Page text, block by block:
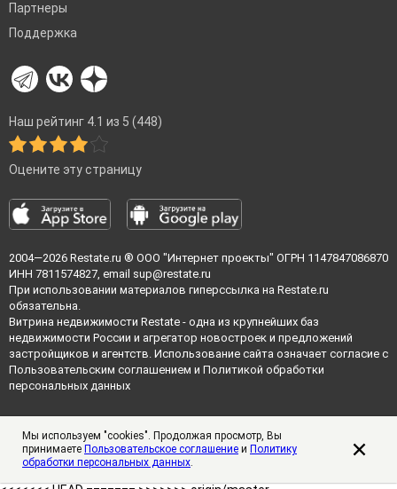
Партнеры
Поддержка
Наш рейтинг 4.1 из 5 (448)
Оцените эту страницу
2004—2026 Restate.ru ® ООО "Интернет проекты" ОГРН 1147847086870
ИНН 7811574827, email sup@restate.ru
При использовании материалов гиперссылка на Restate.ru
обязательна.
Витрина недвижимости Restate - одна из крупнейших баз
недвижимости России и агрегатор новостроек и предложений
застройщиков и агентств. Использование сайта означает согласие с
Пользовательским соглашением и Политикой обработки
персональных данных
Мы используем "cookies". Продолжая просмотр, Вы
принимаете Пользовательское соглашение и Политику
обработки персональных данных.